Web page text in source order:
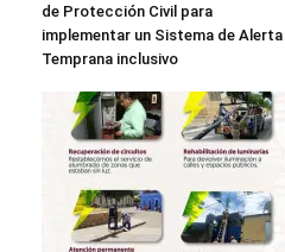
de Protección Civil para
implementar un Sistema de Alerta
Temprana inclusivo